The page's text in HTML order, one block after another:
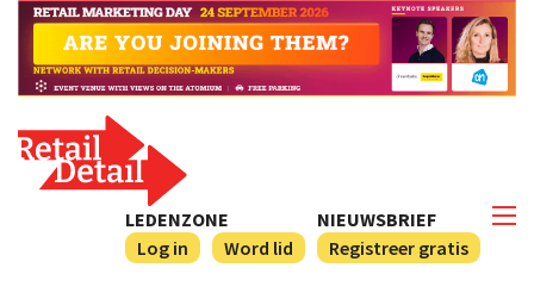
NIEUWSBRIEF
Registreer gratis
LEDENZONE
Log in
Word lid